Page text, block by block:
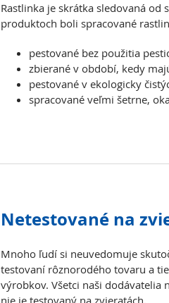
Rastlinka je skrátka sledovaná od
produktoch boli spracované
pestované bez použitia
zbierané v období, kedy
pestované v ekologicky
spracované veľmi šetrne,
Netestované na
Mnoho ľudí si neuvedomuje
testovaní rôznorodého tovaru a
výrobkov. Všetci naši dodávatelia